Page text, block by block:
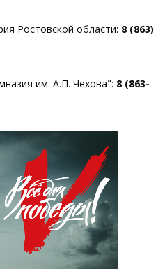
Ростовской области: 8 (863)
им. А.П. Чехова": 8 (863-